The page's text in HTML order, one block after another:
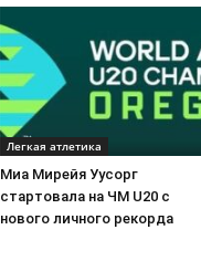
Легкая атлетика
Миа Мирейя Уусорг
стартовала на ЧМ U20 c
нового личного рекорда